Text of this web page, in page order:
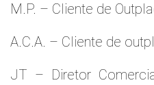
M.P. – Cliente de
A.C.A. – Cliente de
JT – Diretor